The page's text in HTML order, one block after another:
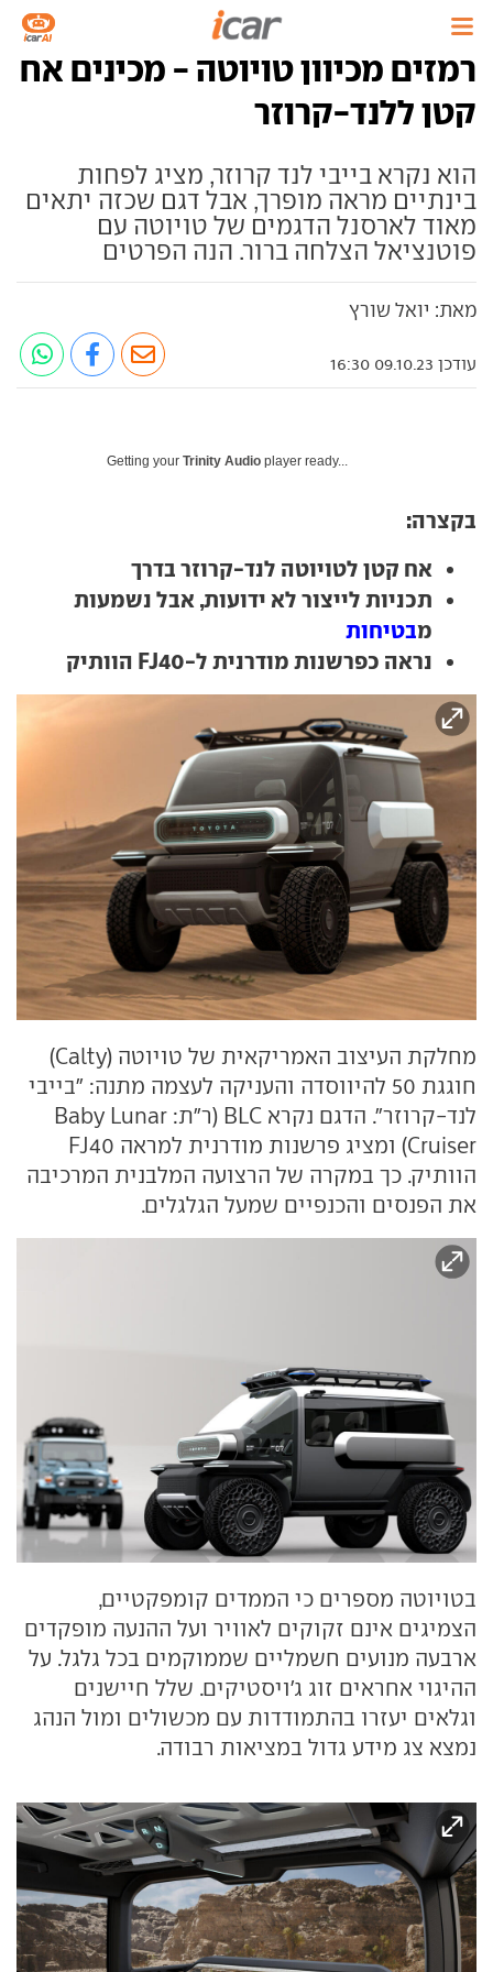
רמזים מכיוון טויוטה - מכינים אח
קטן ללנד-קרוזר
הוא נקרא בייבי לנד קרוזר, מציג לפחות
בינתיים מראה מופרך, אבל דגם שכזה יתאים
מאוד לארסנל הדגמים של טויוטה עם
פוטנציאל הצלחה ברור. הנה הפרטים
מאת: יואל שורץ
עודכן 09.10.23 16:30
Getting your Trinity Audio player ready...
בקצרה:
אח קטן לטויוטה לנד-קרוזר בדרך
תכניות לייצור לא ידועות, אבל נשמעות
מבטיחות
נראה כפרשנות מודרנית ל-FJ40 הוותיק
מחלקת העיצוב האמריקאית של טויוטה (Calty)
חוגגת 50 להיווסדה והעניקה לעצמה מתנה: "בייבי
לנד-קרוזר". הדגם נקרא BLC (ר"ת: Baby Lunar
Cruiser) ומציג פרשנות מודרנית למראה FJ40
הוותיק. כך במקרה של הרצועה המלבנית המרכיבה
את הפנסים והכנפיים שמעל הגלגלים.
בטויוטה מספרים כי הממדים קומפקטיים,
הצמיגים אינם זקוקים לאוויר ועל ההנעה מופקדים
ארבעה מנועים חשמליים שממוקמים בכל גלגל. על
ההיגוי אחראים זוג ג'ויסטיקים. שלל חיישנים
וגלאים יעזרו בהתמודדות עם מכשולים ומול הנהג
נמצא צג מידע גדול במציאות רבודה.